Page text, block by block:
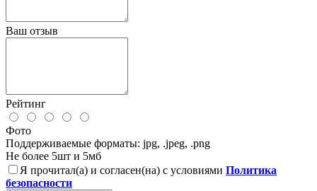
Ваш отзыв
Рейтинг
Фото
Поддерживаемые форматы: jpg, .jpeg, .png
Не более 5шт и 5мб
Я прочитал(а) и согласен(на) с условиями Политика
безопасности